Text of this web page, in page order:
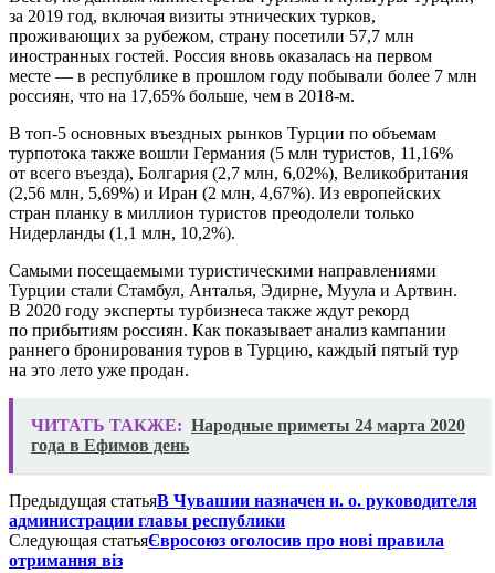
за 2019 год, включая визиты этнических турков,
проживающих за рубежом, страну посетили 57,7 млн
иностранных гостей. Россия вновь оказалась на первом
месте — в республике в прошлом году побывали более 7 млн
россиян, что на 17,65% больше, чем в 2018-м.
В топ-5 основных въездных рынков Турции по объемам
турпотока также вошли Германия (5 млн туристов, 11,16%
от всего въезда), Болгария (2,7 млн, 6,02%), Великобритания
(2,56 млн, 5,69%) и Иран (2 млн, 4,67%). Из европейских
стран планку в миллион туристов преодолели только
Нидерланды (1,1 млн, 10,2%).
Самыми посещаемыми туристическими направлениями
Турции стали Стамбул, Анталья, Эдирне, Муула и Артвин.
В 2020 году эксперты турбизнеса также ждут рекорд
по прибытиям россиян. Как показывает анализ кампании
раннего бронирования туров в Турцию, каждый пятый тур
на это лето уже продан.
ЧИТАТЬ ТАКЖЕ: Народные приметы 24 марта 2020
года в Ефимов день
Предыдущая статьяВ Чувашии назначен и. о. руководителя
администрации главы республики
Следующая статьяЄвросоюз оголосив про нові правила
отримання віз